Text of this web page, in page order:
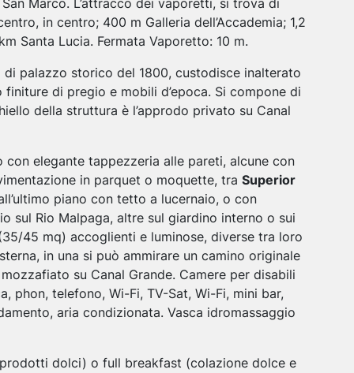
in centro; 400 m Galleria dell’Accademia; 1,2
Santa Lucia. Fermata Vaporetto: 10 m.
palazzo storico del 1800, custodisce inalterato
di pregio e mobili d’epoca. Si compone di
della struttura è l’approdo privato su Canal
elegante tappezzeria alle pareti, alcune con
in parquet o moquette, tra Superior
piano con tetto a lucernaio, o con
sul Rio Malpaga, altre sul giardino interno o sui
45 mq) accoglienti e luminose, diverse tra loro
in una si può ammirare un camino originale
su Canal Grande. Camere per disabili
phon, telefono, Wi-Fi, TV-Sat, Wi-Fi, mini bar,
aria condizionata. Vasca idromassaggio
dolci) o full breakfast (colazione dolce e